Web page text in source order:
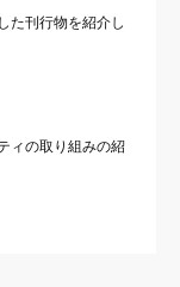
た刊行物を紹介し
ィの取り組みの紹